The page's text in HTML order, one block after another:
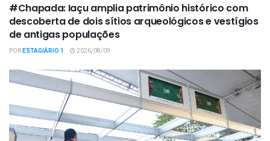
#Chapada: Iaçu amplia patrimônio histórico com
descoberta de dois sítios arqueológicos e vestígios
de antigas populações
PORESTAGIÁRIO 1 2026/08/09